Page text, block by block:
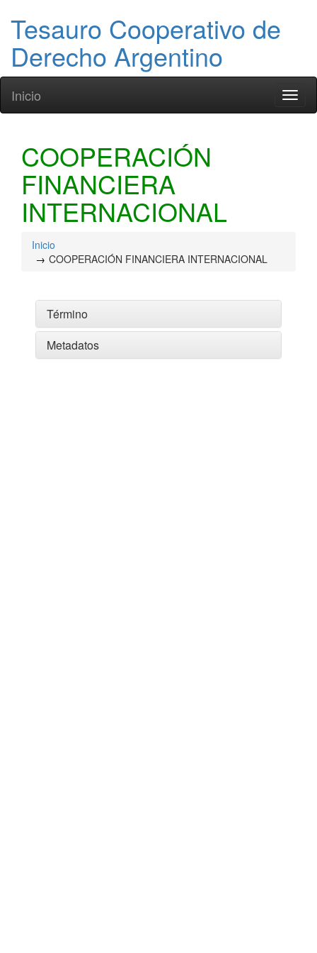
Tesauro Cooperativo de
Derecho Argentino
Inicio
COOPERACIÓN
FINANCIERA
INTERNACIONAL
Inicio
COOPERACIÓN FINANCIERA INTERNACIONAL
Término
Metadatos